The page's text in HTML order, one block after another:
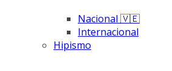
Nacional 🇻🇪
Internacional
Hipismo